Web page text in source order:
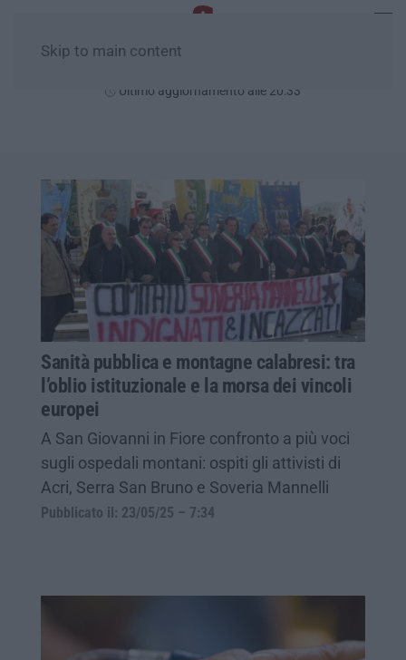
Skip to main content
Ultimo aggiornamento alle 20:33
Sanità pubblica e montagne calabresi: tra
l’oblio istituzionale e la morsa dei vincoli
europei
A San Giovanni in Fiore confronto a più voci
sugli ospedali montani: ospiti gli attivisti di
Acri, Serra San Bruno e Soveria Mannelli
Pubblicato il: 23/05/25 – 7:34